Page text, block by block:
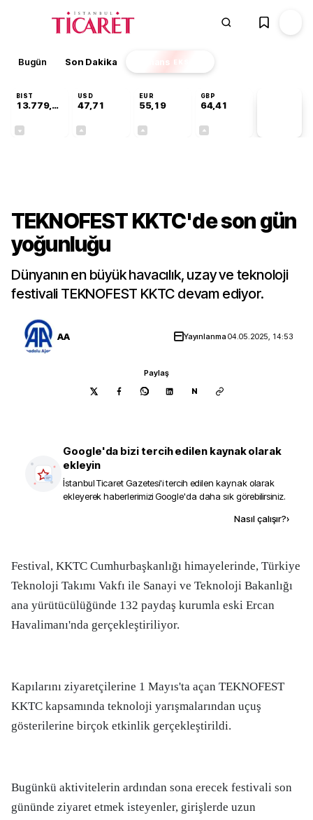
Bugün Son Dakika Finans EKSTRA
BIST
13.779,39
USD
47,71
EUR
55,19
GBP
64,41
TEKNOFEST KKTC'de son gün
yoğunluğu
Dünyanın en büyük havacılık, uzay ve teknoloji
festivali TEKNOFEST KKTC devam ediyor.
AA Yayınlanma04.05.2025, 14:53
Paylaş
N
Google'da bizi tercih edilen kaynak olarak
ekleyin
İstanbul Ticaret Gazetesi'i tercih edilen kaynak olarak
ekleyerek haberlerimizi Google'da daha sık görebilirsiniz.
Nasıl çalışır?›
Festival, KKTC Cumhurbaşkanlığı himayelerinde, Türkiye
Teknoloji Takımı Vakfı ile Sanayi ve Teknoloji Bakanlığı
ana yürütücülüğünde 132 paydaş kurumla eski Ercan
Havalimanı'nda gerçekleştiriliyor.
Kapılarını ziyaretçilerine 1 Mayıs'ta açan TEKNOFEST
KKTC kapsamında teknoloji yarışmalarından uçuş
gösterilerine birçok etkinlik gerçekleştirildi.
Bugünkü aktivitelerin ardından sona erecek festivali son
gününde ziyaret etmek isteyenler, girişlerde uzun